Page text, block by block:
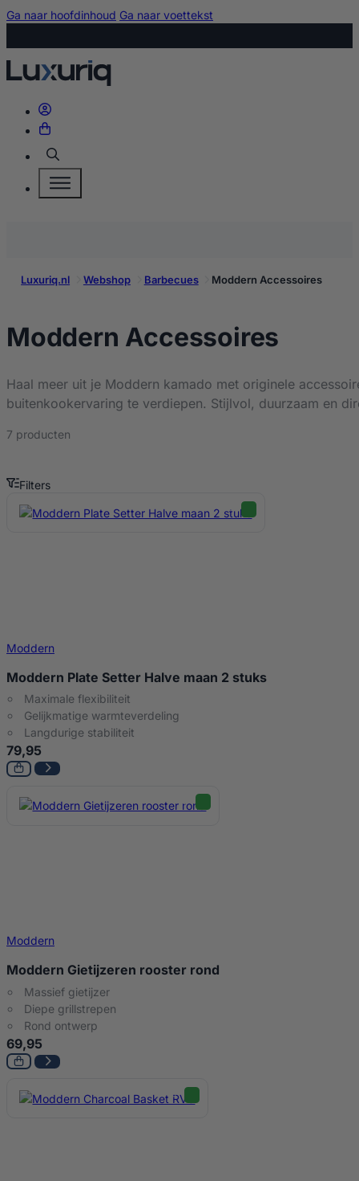
Ga naar hoofdinhoud Ga naar voettekst
Zoeken
Luxuriq.nl Webshop Barbecues Moddern Accessoires
Moddern Accessoires
Haal meer uit je Moddern kamado met originele
buitenkookervaring te verdiepen. Stijlvol, duurzaam en
7 producten
Filters
Moddern Accessoires Producten
Moddern
Moddern Plate Setter Halve maan 2 stuks
Maximale flexibiliteit
Gelijkmatige warmteverdeling
Langdurige stabiliteit
79,95
Moddern
Moddern Gietijzeren rooster rond
Massief gietijzer
Diepe grillstrepen
Rond ontwerp
69,95